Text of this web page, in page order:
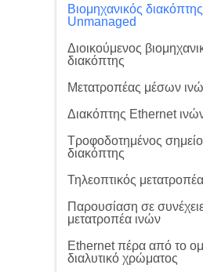
Βιομηχανικός διακόπτης
Unmanaged
Διοικούμενος
διακόπτης
Μετατροπέας μέσων
Διακόπτης Ethernet
Τροφοδοτημένος
διακόπτης
Τηλεοπτικός
Παρουσίαση σε
μετατροπέα ινών
Ethernet πέρα από το
διαλυτικό χρώματος